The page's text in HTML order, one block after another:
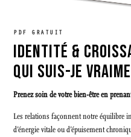
PDF GRATUIT
IDENTITÉ &
QUI SUIS-JE
Prenez soin de votre bien-être en
Les relations façonnent notre équilibre
d’énergie vitale ou d’épuisement